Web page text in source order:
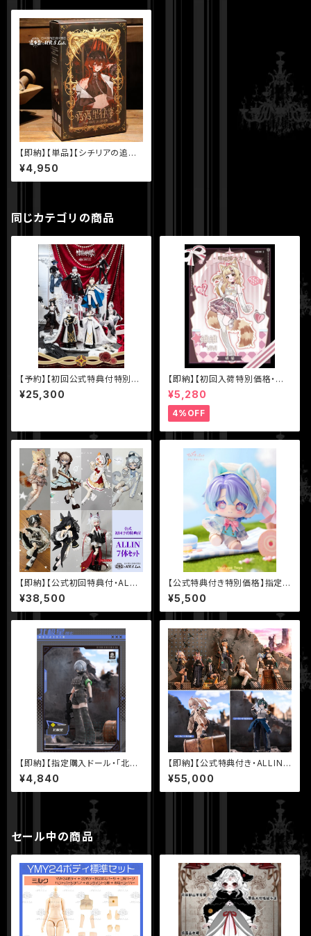
【即納】【単品】【シチリアの追憶】
シリーズ【悸動瞬息】 MJD ブラ
インドドール
¥4,950
同じカテゴリの商品
【予約】【初回公式特典付特別価
格・4体アソートセット+色違い
（異色）小シークレット】【千頌礼
¥25,300
【即納】【初回入荷特別価格・単
品】【MEOW3（ニャニャニャ次
元）】シリーズ【不可食用人形Ine
dible Doll】1/8 BJD ブライン
ドドール
¥5,280
4%OFF
【即納】【公式初回特典付・ALLI
N7体セット】【MEOW3（ニャニ
ャニャ次元）】シリーズ【不可食用
人形Inedible Doll】1/8 BJD
¥38,500
【公式特典付き特別価格】指定購
入ドール「アップルスイートハー
ト」【Ya!XiuGo!】【YoutypeTo
ys】 BJD ブラインドドール
¥5,500
【即納】【指定購入ドール・「北極
星」】【黒鉄休止符】シリーズ【Ne
o Eden Toys】 MJD ブライン
ドドール
¥4,840
【即納】【公式特典付き・ALLIN1
0体セット】【黒鉄休止符】シリー
ズ【Neo Eden Toys】 MJD ブ
ラインドドール
¥55,000
セール中の商品